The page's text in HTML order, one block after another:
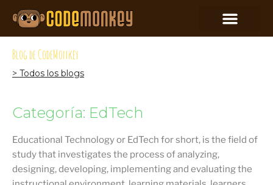
Blog de CodeMonkey
> Todos los blogs
Categoría: EdTech
Educational Technology or EdTech for short, is the field of
study that investigates the process of analyzing,
designing, developing, implementing and evaluating the